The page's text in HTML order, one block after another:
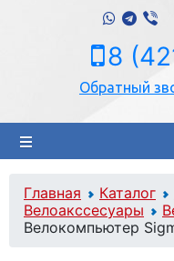
8
Обратный
Главная Каталог
Велоакссесуары
Велокомпьютер